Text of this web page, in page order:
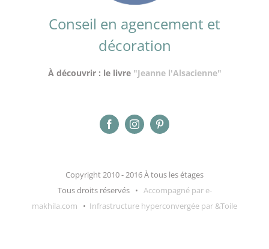
Conseil en agencement et
décoration
À découvrir : le livre "Jeanne l'Alsacienne"
Copyright 2010 - 2016 À tous les étages
Tous droits réservés • Accompagné par e-
makhila.com • Infrastructure hyperconvergée par &Toile